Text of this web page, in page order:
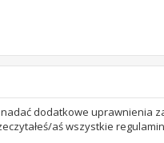
dodatkowe uprawnienia
aś wszystkie